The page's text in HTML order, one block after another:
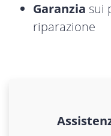
Garanzia sui
riparazione